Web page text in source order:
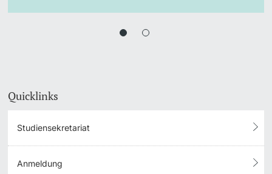
Quicklinks
Studiensekretariat
Anmeldung